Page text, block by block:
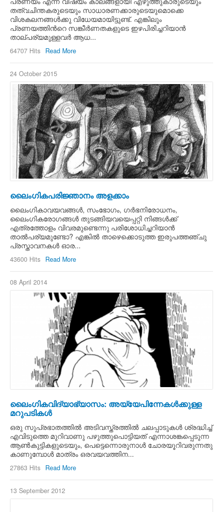
തത്വചിന്തകരുടെയും സാധാരണക്കാരുടെയുമൊക്കെ
വിശകലനങ്ങള്‍ക്കു വിധേയമായിട്ടുണ്ട്. എങ്കിലും
പ്രണയത്തിന്‍റെ സങ്കീര്‍ണതകളുടെ ഇഴപിരിച്ചറിയാന്‍
താല്പര്യമുള്ളവര്‍ ആധ...
64707 Hits Read More
24 October 2015
ലൈംഗികപരിജ്ഞാനം അളക്കാം
ലൈംഗികാവയവങ്ങള്‍, സംഭോഗം, ഗര്‍ഭനിരോധനം,
ലൈംഗികരോഗങ്ങള്‍ തുടങ്ങിയവയെപ്പറ്റി നിങ്ങള്‍ക്ക്
എത്രത്തോളം വിവരമുണ്ടെന്നു പരിശോധിച്ചറിയാന്‍
താല്‍പര്യമുണ്ടോ? എങ്കില്‍ താഴെക്കൊടുത്ത ഇരുപത്തഞ്ചു
പ്രസ്താവനകള്‍ ഓര...
43600 Hits Read More
08 April 2014
ലൈംഗികവിദ്യാഭ്യാസം: അയ്യേപിന്നേകള്‍ക്കുള്ള
മറുപടികള്‍
ഒരു സുപ്രഭാതത്തില്‍ അടിവസ്ത്രത്തില്‍ ചലപ്പാടുകള്‍ ശ്രദ്ധിച്ച്
എവിടുത്തെ മുറിവാണു പഴുത്തുപൊട്ടിയത് എന്നാശങ്കപ്പെടുന്ന
ആണ്‍കുട്ടികളുടെയും, പെട്ടെന്നൊരുനാള്‍ ചോരയൂറിവരുന്നതു
കാണുമ്പോള്‍ മാത്രം ഒരവയവത്തിന...
27863 Hits Read More
13 September 2012